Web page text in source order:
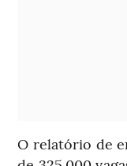
O relatório de